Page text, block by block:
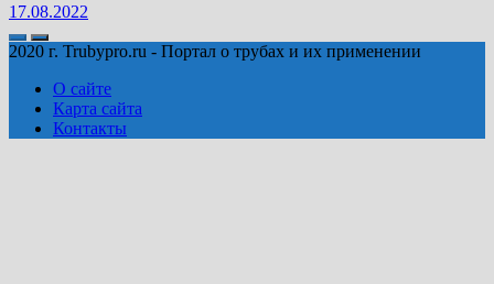
17.08.2022
2020 г. Trubypro.ru - Портал о трубах и их применении
О сайте
Карта сайта
Контакты